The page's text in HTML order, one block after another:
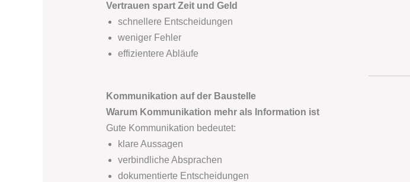
Vertrauen spart Zeit und Geld
schnellere Entscheidungen
weniger Fehler
effizientere Abläufe
Kommunikation auf der Baustelle
Warum Kommunikation mehr als Information ist
Gute Kommunikation bedeutet:
klare Aussagen
verbindliche Absprachen
dokumentierte Entscheidungen